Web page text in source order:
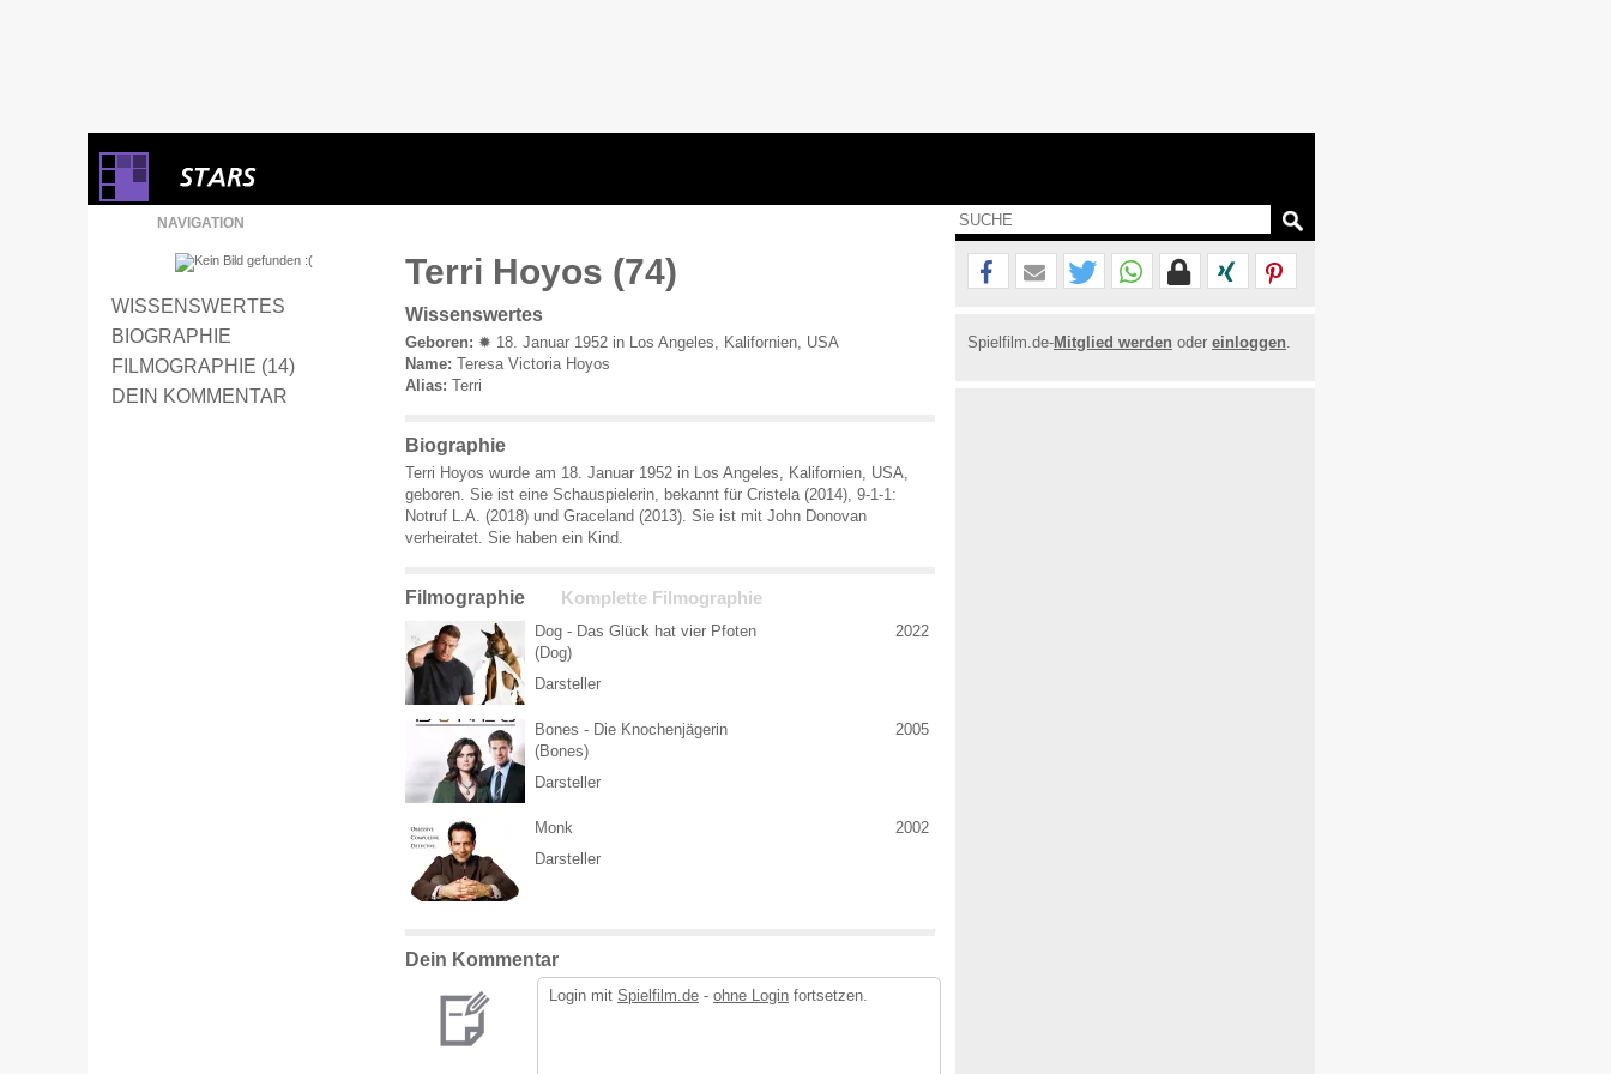
NAVIGATION
WISSENSWERTES
BIOGRAPHIE
FILMOGRAPHIE (14)
DEIN KOMMENTAR
Terri Hoyos (74)
Wissenswertes
Geboren: ✹ 18. Januar 1952 in Los Angeles, Kalifornien, USA
Name: Teresa Victoria Hoyos
Alias: Terri
Biographie
Terri Hoyos wurde am 18. Januar 1952 in Los Angeles, Kalifornien, USA,
geboren. Sie ist eine Schauspielerin, bekannt für Cristela (2014), 9-1-1:
Notruf L.A. (2018) und Graceland (2013). Sie ist mit John Donovan
verheiratet. Sie haben ein Kind.
Filmographie Komplette Filmographie
Dog - Das Glück hat vier Pfoten
(Dog)
Darsteller
2022
Bones - Die Knochenjägerin
(Bones)
Darsteller
2005
Monk
Darsteller
2002
Dein Kommentar
Login mit Spielfilm.de - ohne Login fortsetzen.
Spielfilm.de-Mitglied werden oder einloggen.